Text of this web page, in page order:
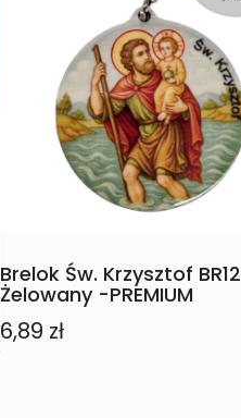
Brelok Św. Krzysztof BR12
Żelowany -PREMIUM
6,89 zł